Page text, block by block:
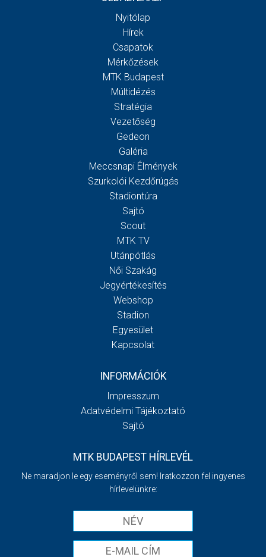
Nyitólap
Hírek
Csapatok
Mérkőzések
MTK Budapest
Múltidézés
Stratégia
Vezetőség
Gedeon
Galéria
Meccsnapi Élmények
Szurkolói Kezdőrúgás
Stadiontúra
Sajtó
Scout
MTK TV
Utánpótlás
Női Szakág
Jegyértékesítés
Webshop
Stadion
Egyesület
Kapcsolat
INFORMÁCIÓK
Impresszum
Adatvédelmi Tájékoztató
Sajtó
MTK BUDAPEST HÍRLEVÉL
Ne maradjon le egy eseményről sem! Iratkozzon fel ingyenes
hírlevelünkre: